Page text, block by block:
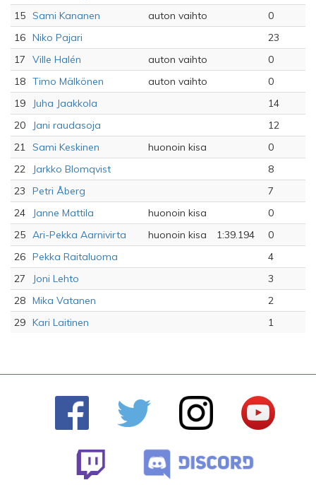
15 Sami Kananen auton vaihto
0
16 Niko Pajari
23
17
Ville Halén auton vaihto
0
18 Timo Mälkönen auton vaihto
0
19
Juha Jaakkola
14
20
Jani raudasoja
12
21 Sami Keskinen huonoin kisa
0
22
Jarkko Blomqvist
8
23
Petri Åberg
7
24
Janne Mattila huonoin kisa
0
25 Ari-Pekka Aarnivirta huonoin kisa 1:39.194
0
26 Pekka Raitaluoma
4
27
Joni Lehto
3
28 Mika Vatanen
2
29 Kari Laitinen 1